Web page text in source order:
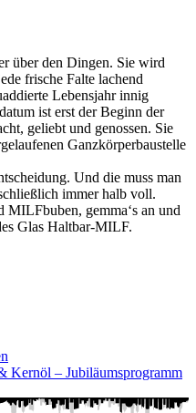
über den Dingen. Sie wird
frische Falte lachend
Lebensjahr innig
ist erst der Beginn der
geliebt und genossen. Sie
Ganzkörperbaustelle
Und die muss man
immer halb voll.
gemma‘s an und
Glas Haltbar-MILF.
Kernöl – Jubiläumsprogramm